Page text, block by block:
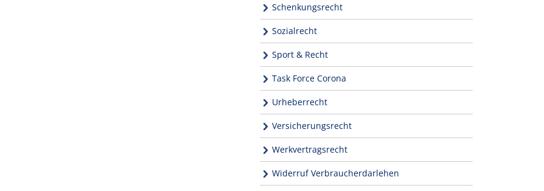
Schenkungsrecht
Sozialrecht
Sport & Recht
Task Force Corona
Urheberrecht
Versicherungsrecht
Werkvertragsrecht
Widerruf Verbraucherdarlehen